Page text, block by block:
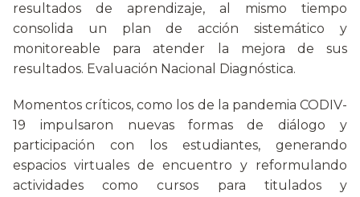
resultados de aprendizaje, al mismo tiempo
consolida un plan de acción sistemático y
monitoreable para atender la mejora de sus
resultados. Evaluación Nacional Diagnóstica.
Momentos críticos, como los de la pandemia CODIV-
19 impulsaron nuevas formas de diálogo y
participación con los estudiantes, generando
espacios virtuales de encuentro y reformulando
actividades como cursos para titulados y